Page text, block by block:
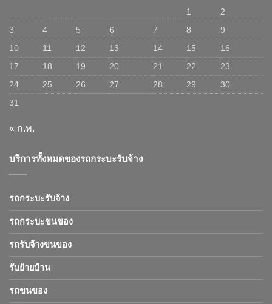
1
2
3
4 5 6 7 8
9
10
11 12 13 14 15
16
17
18 19 20 21 22
23
24
25 26 27 28 29
30
31
« ก.พ.
บริการทั้งหมดของรถกระบะรับจ้าง
รถกระบะรับจ้าง
รถกระบะขนของ
รถรับจ้างขนของ
รับย้ายบ้าน
รถขนของ